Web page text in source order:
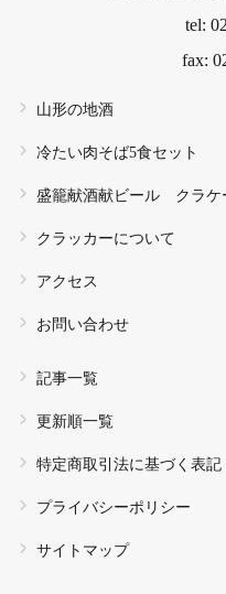
tel:
fax:
山形の地酒
冷たい肉そば5食セット
盛籠献酒献ビール クラケ
クラッカーについて
アクセス
お問い合わせ
記事一覧
更新順一覧
特定商取引法に基づく表記
プライバシーポリシー
サイトマップ